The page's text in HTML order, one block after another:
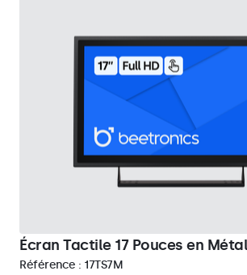
Écran Tactile 17 Pouces en Métal
Référence : 17TS7M